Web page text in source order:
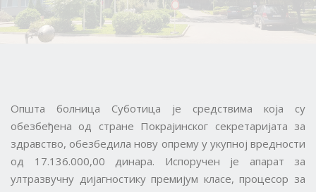
Општа болница Суботица је средствима која су
обезбеђена од стране Покрајинског секретаријата за
здравство, обезбедила нову опрему у укупној вредности
од 17.136.000,00 динара. Испоручен је апарат за
ултразвучну дијагностику премијум класе, процесор за